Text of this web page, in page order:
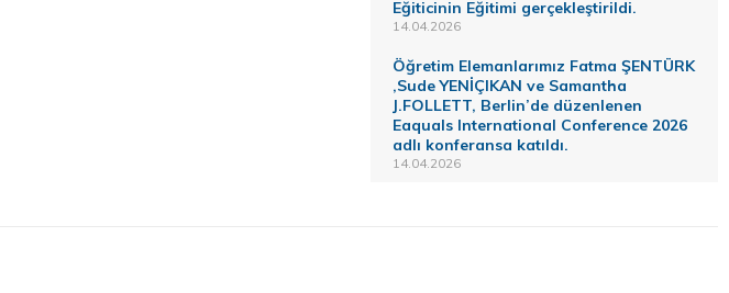
Eğiticinin Eğitimi gerçekleştirildi.
14.04.2026
Öğretim Elemanlarımız Fatma ŞENTÜRK
,Sude YENİÇIKAN ve Samantha
J.FOLLETT, Berlin’de düzenlenen
Eaquals International Conference 2026
adlı konferansa katıldı.
14.04.2026